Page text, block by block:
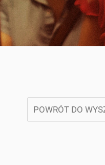
POWRÓT DO